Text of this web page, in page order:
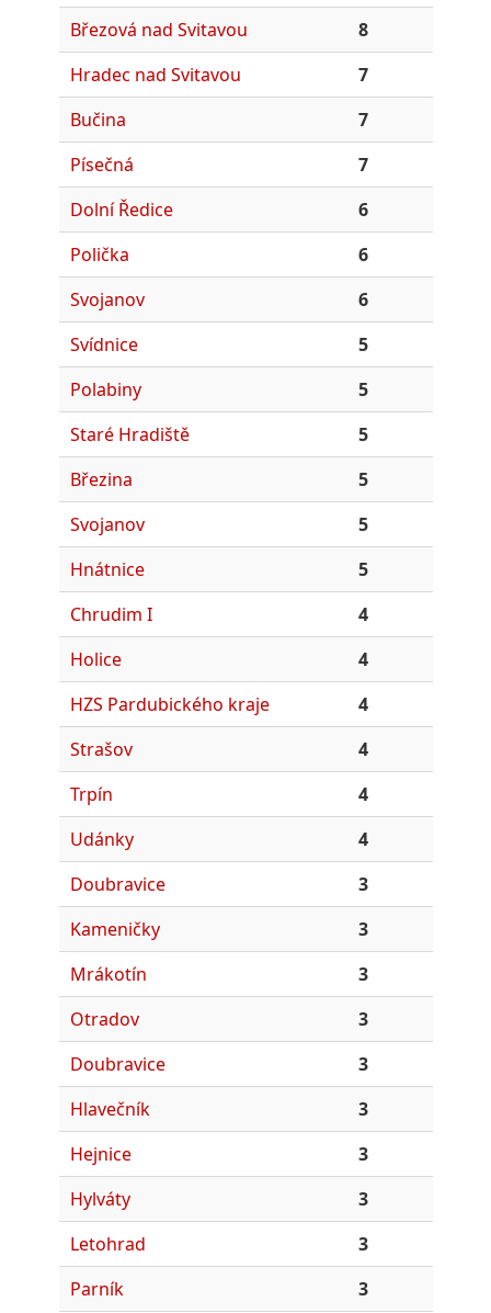
Březová nad Svitavou
8
Hradec nad Svitavou
7
Bučina
7
Písečná
7
Dolní Ředice
6
Polička
6
Svojanov
6
Svídnice
5
Polabiny
5
Staré Hradiště
5
Březina
5
Svojanov
5
Hnátnice
5
Chrudim I
4
Holice
4
HZS Pardubického kraje
4
Strašov
4
Trpín
4
Udánky
4
Doubravice
3
Kameničky
3
Mrákotín
3
Otradov
3
Doubravice
3
Hlavečník
3
Hejnice
3
Hylváty
3
Letohrad
3
Parník
3